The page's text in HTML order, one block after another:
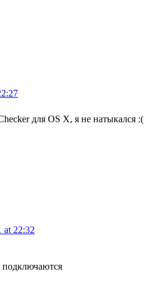
для OS X, я не натыкался :(
at 22:32
подключаются